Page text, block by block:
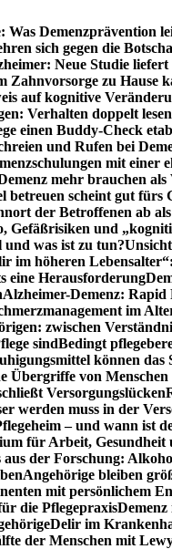
Was Demenzprävention
sich gegen die
Neue Studie
Zahnvorsorge zu Hause
auf kognitive
Verhalten doppelt lesen
einen Buddy-Check
und Rufen bei
mit einer
mehr brauchen als
betreuen scheint gut fürs
der Betroffenen ab
Gefäßrisiken und
was ist zu tun?
im höheren
eine Herausforderung
Alzheimer-Demenz:
im
zwischen
sindBedingt
können das
Übergriffe von Menschen
Versorgungslücken
werden muss in der
– und wann ist
für Arbeit, Gesundheit
aus der Forschung:
Angehörige bleiben
mit persönlichem
die Pflegepraxis
Delir im
der Menschen mit